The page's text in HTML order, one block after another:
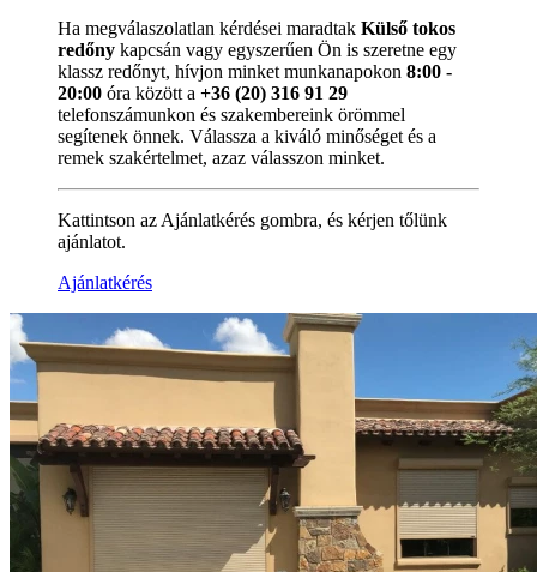
Ha megválaszolatlan kérdései maradtak Külső tokos
redőny kapcsán vagy egyszerűen Ön is szeretne egy
klassz redőnyt, hívjon minket munkanapokon 8:00 -
20:00 óra között a +36 (20) 316 91 29
telefonszámunkon és szakembereink örömmel
segítenek önnek. Válassza a kiváló minőséget és a
remek szakértelmet, azaz válasszon minket.
Kattintson az Ajánlatkérés gombra, és kérjen tőlünk
ajánlatot.
Ajánlatkérés